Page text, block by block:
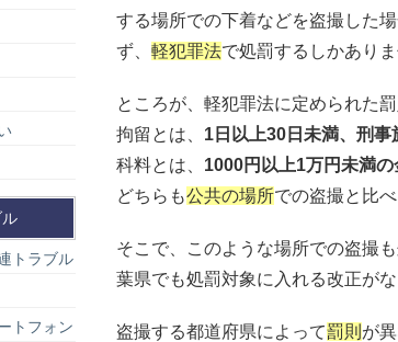
する場所での下着などを盗撮した
ず、 軽犯罪法で処罰するしかありま
ところが、軽犯罪法に定められた
拘留とは、 1日以上30日未満、刑事
科料とは、 1000円以上1万円未満の
どちらも公共の場所での盗撮と比
そこで、このような場所での盗撮
葉県でも処罰対象に入れる改正が
盗撮する都道府県によって罰則 が
トラブル
トフォン